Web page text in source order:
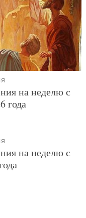
на неделю с
года
на неделю с